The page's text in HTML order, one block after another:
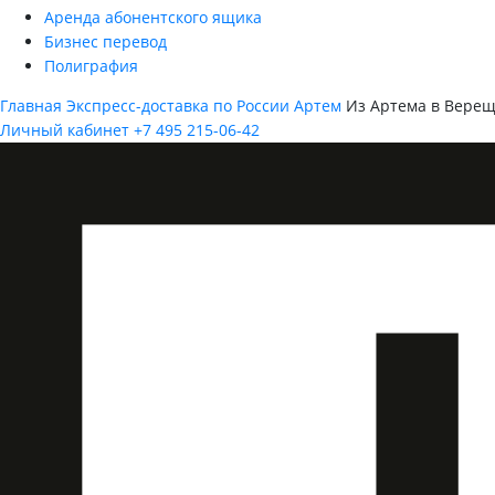
Аренда абонентского ящика
Бизнес перевод
Полиграфия
Главная Экспресс-доставка по России Артем Из Артема в
Личный кабинет +7 495 215-06-42